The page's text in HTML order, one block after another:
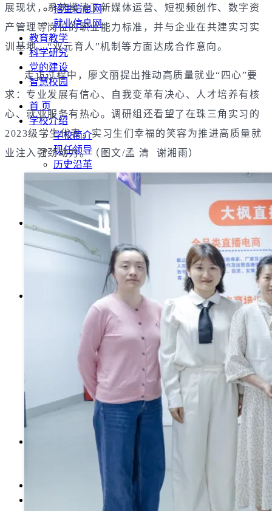
招生信息网
就业信息网
教育教学
科学研究
党的建设
智慧校园
首 页
学校介绍
学校简介
现任领导
历史沿革
校园风光
管理机构
党政机构
教辅机构
计量检测与自动化系
学前教育系
运动与健康管理系
数智技术与传播系
现代服务与管理系
马克思主义学院
公共基础部
美术与艺术设计系
音乐与舞蹈系
招生信息网
就业信息网
展现状，系统摸清了新媒体运营、短视频创作、数字资
产管理等岗位的职业能力标准，并与企业在共建实习实
训基地、“双元育人”机制等方面达成合作意向。
走访过程中，廖文丽提出推动高质量就业“四心”要
求：专业发展有信心、自我变革有决心、人才培养有核
心、就业服务有热心。调研组还看望了在珠三角实习的
2023级学生代表，实习生们幸福的笑容为推进高质量就
业注入强劲动力。（ 图文/孟 清 谢湘雨）